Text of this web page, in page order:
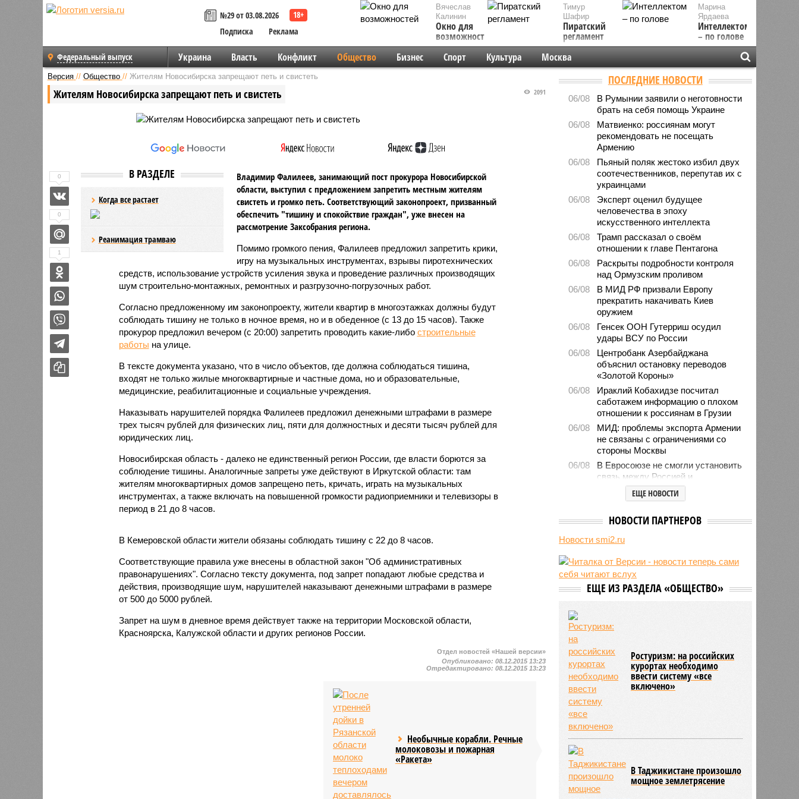
№29 от 03.08.2026
Подписка
Реклама
Вячеслав
Калинин
Окно для
возможностей
Марина
Ярдаева
Интеллектом
– по голове
Тимур
Шафир
Пиратский
регламент
Федеральный выпуск Украина Власть Конфликт Общество Бизнес Спорт Культура Москва
Версия // Общество // Жителям Новосибирска запрещают петь и свистеть
Жителям Новосибирска запрещают петь и свистеть 2091
В РАЗДЕЛЕ
Когда все растает
Реанимация трамваю
Владимир Фалилеев, занимающий пост прокурора Новосибирской
области, выступил с предложением запретить местным жителям
свистеть и громко петь. Соответствующий законопроект, призванный
обеспечить "тишину и спокойствие граждан", уже внесен на
рассмотрение Заксобрания региона.
Помимо громкого пения, Фалилеев предложил запретить крики,
игру на музыкальных инструментах, взрывы пиротехнических
средств, использование устройств усиления звука и проведение различных производящих
шум строительно-монтажных, ремонтных и разгрузочно-погрузочных работ.
Согласно предложенному им законопроекту, жители квартир в многоэтажках должны будут
соблюдать тишину не только в ночное время, но и в обеденное (с 13 до 15 часов). Также
прокурор предложил вечером (с 20:00) запретить проводить какие-либо строительные
работы на улице.
В тексте документа указано, что в число объектов, где должна соблюдаться тишина,
входят не только жилые многоквартирные и частные дома, но и образовательные,
медицинские, реабилитационные и социальные учреждения.
Наказывать нарушителей порядка Фалилеев предложил денежными штрафами в размере
трех тысяч рублей для физических лиц, пяти для должностных и десяти тысяч рублей для
юридических лиц.
Новосибирская область - далеко не единственный регион России, где власти борются за
соблюдение тишины. Аналогичные запреты уже действуют в Иркутской области: там
жителям многоквартирных домов запрещено петь, кричать, играть на музыкальных
инструментах, а также включать на повышенной громкости радиоприемники и телевизоры в
период в 21 до 8 часов.
В Кемеровской области жители обязаны соблюдать тишину с 22 до 8 часов.
Соответствующие правила уже внесены в областной закон "Об административных
правонарушениях". Согласно тексту документа, под запрет попадают любые средства и
действия, производящие шум, нарушителей наказывают денежными штрафами в размере
от 500 до 5000 рублей.
Запрет на шум в дневное время действует также на территории Московской области,
Красноярска, Калужской области и других регионов России.
0
0
1
Отдел новостей «Нашей версии»
Опубликовано:08.12.2015 13:23
Отредактировано:08.12.2015 13:23
Необычные корабли. Речные
молоковозы и пожарная
«Ракета»
ПОСЛЕДНИЕ НОВОСТИ
06/08
В Румынии заявили о неготовности
брать на себя помощь Украине
06/08
Матвиенко: россиянам могут
рекомендовать не посещать
Армению
06/08
Пьяный поляк жестоко избил двух
соотечественников, перепутав их с
украинцами
06/08
Эксперт оценил будущее
человечества в эпоху
искусственного интеллекта
06/08
Трамп рассказал о своём
отношении к главе Пентагона
06/08
Раскрыты подробности контроля
над Ормузским проливом
06/08
В МИД РФ призвали Европу
прекратить накачивать Киев
оружием
06/08
Генсек ООН Гутерриш осудил
удары ВСУ по России
06/08
Центробанк Азербайджана
объяснил остановку переводов
«Золотой Короны»
06/08
Ираклий Кобахидзе посчитал
саботажем информацию о плохом
отношении к россиянам в Грузии
06/08
МИД: проблемы экспорта Армении
не связаны с ограничениями со
стороны Москвы
06/08
В Евросоюзе не смогли установить
связь между Россией и
миграционным кризисом в Сеуте
Ямпольская объяснила причины
ведущие вузы страны
06/08
Euractiv: закрытие границы с
экономики Финляндии
06/08
Минобрнауки осенью примет
решение о правилах приёма на
ЕЩЕ НОВОСТИ
НОВОСТИ ПАРТНЕРОВ
Новости smi2.ru
ЕЩЕ ИЗ РАЗДЕЛА «ОБЩЕСТВО»
Ростуризм: на российских
курортах необходимо
ввести систему «все
включено»
В Таджикистане произошло
мощное землетрясение